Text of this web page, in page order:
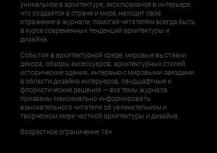
уникальное в архитектуре, эксклюзивное в интерьере,
что создается в стране и мире, находит свое
отражение в журнале, помогая читателям всегда быть
в курсе современных тенденций архитектуры и
дизайна.
События в архитектурной среде, мировые выставки
декора, обзоры аксессуаров, архитектурных стилей,
исторические здания, интервью с мировыми звездами
в области дизайна интерьеров, ландшафтные и
флористические решения — все темы журнала
призваны максимально информировать
взыскательного читателя об увлекательном и
творческом мире частной архитектуры и дизайна.
Возрастное ограничение 16+